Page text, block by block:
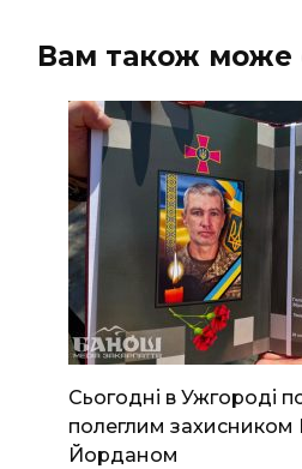
Вам також може
Сьогодні в Ужгороді
полеглим
Йорданом